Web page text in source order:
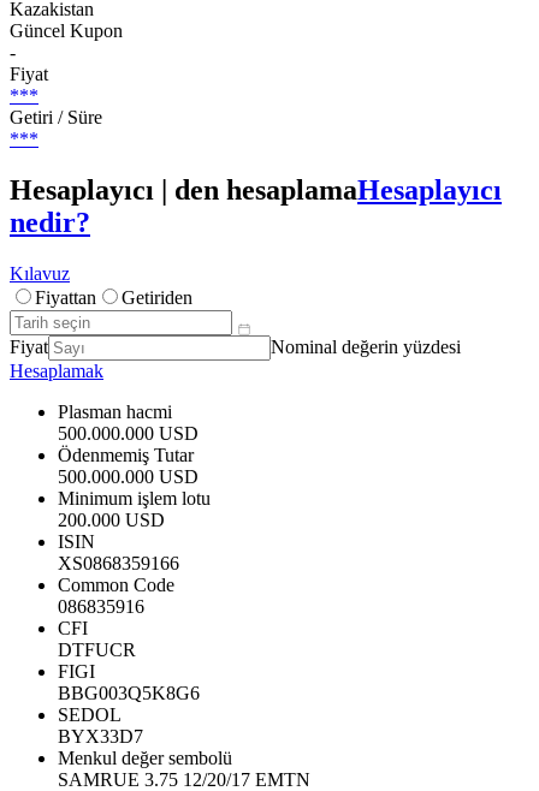
Kazakistan
Güncel Kupon
-
Fiyat
***
Getiri / Süre
***
Hesaplayıcı | den hesaplamaHesaplayıcı
nedir?
Kılavuz
Fiyattan
Getiriden
Fiyat
Nominal değerin yüzdesi
Hesaplamak
Plasman hacmi
500.000.000 USD
Ödenmemiş Tutar
500.000.000 USD
Minimum işlem lotu
200.000 USD
ISIN
XS0868359166
Common Code
086835916
CFI
DTFUCR
FIGI
BBG003Q5K8G6
SEDOL
BYX33D7
Menkul değer sembolü
SAMRUE 3.75 12/20/17 EMTN